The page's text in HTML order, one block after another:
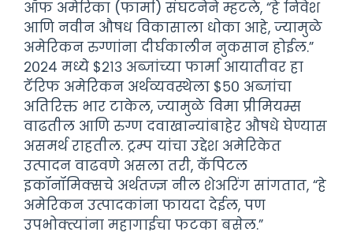
ऑफ अमेरिका (फार्मा) संघटनेने म्हटले, “हे निवेश
आणि नवीन औषध विकासाला धोका आहे, ज्यामुळे
अमेरिकन रुग्णांना दीर्घकालीन नुकसान होईल.”
२०२४ मध्ये $२१३ अब्जांच्या फार्मा आयातीवर हा
टॅरिफ अमेरिकन अर्थव्यवस्थेला $५० अब्जांचा
अतिरिक्त भार टाकेल, ज्यामुळे विमा प्रीमियम्स
वाढतील आणि रुग्ण दवाखान्यांबाहेर औषधे घेण्यास
असमर्थ राहतील. ट्रम्प यांचा उद्देश अमेरिकेत
उत्पादन वाढवणे असला तरी, कॅपिटल
इकॉनॉमिक्सचे अर्थतज्ज्ञ नील शेअरिंग सांगतात, “हे
अमेरिकन उत्पादकांना फायदा देईल, पण
उपभोक्त्यांना महागाईचा फटका बसेल.”